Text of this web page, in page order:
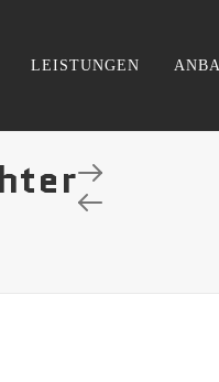
LEISTUNGEN